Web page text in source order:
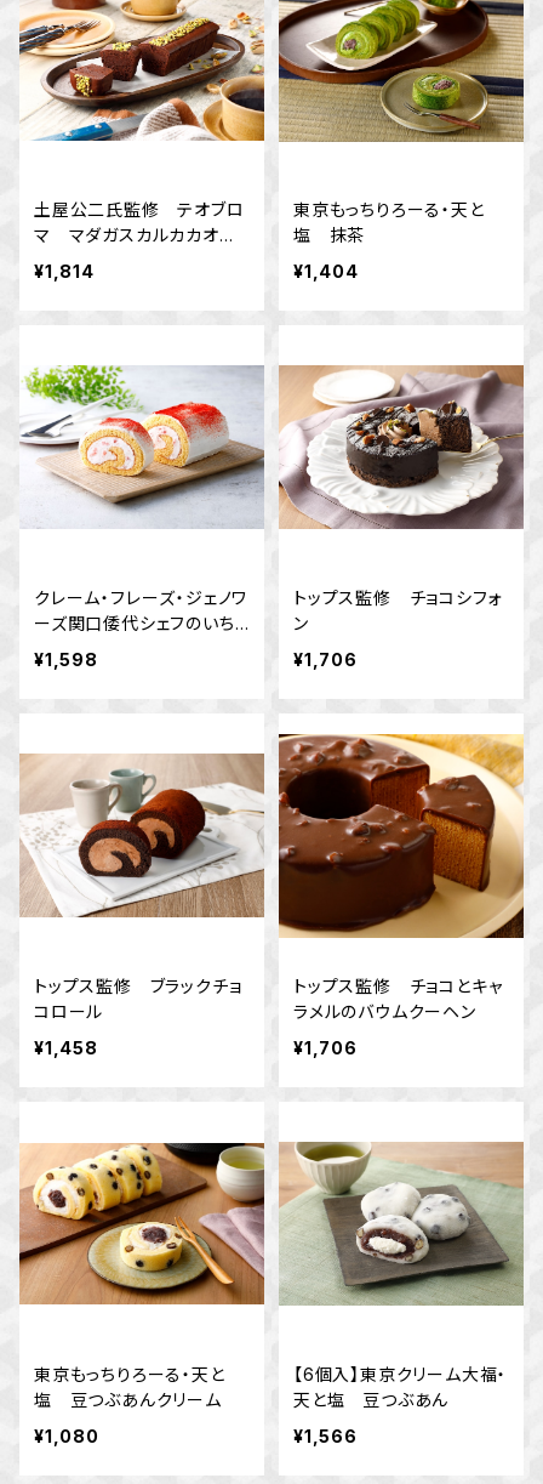
土屋公二氏監修 テオブロ
マ マダガスカルカカオの
ケーキ
¥1,814
東京もっちりろーる・天と
塩 抹茶
¥1,404
クレーム・フレーズ・ジェノワ
ーズ関口倭代シェフのいち
ごショートケーキロール
¥1,598
トップス監修 チョコシフォ
ン
¥1,706
トップス監修 ブラックチョ
コロール
¥1,458
トップス監修 チョコとキャ
ラメルのバウムクーヘン
¥1,706
東京もっちりろーる・天と
塩 豆つぶあんクリーム
¥1,080
【6個入】東京クリーム大福・
天と塩 豆つぶあん
¥1,566